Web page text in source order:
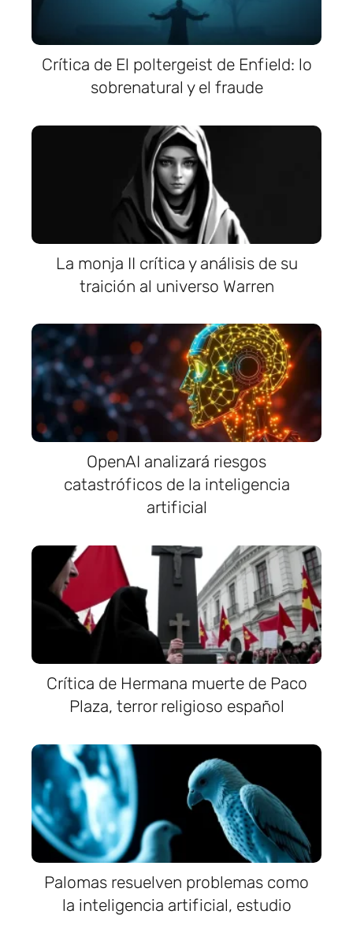
Crítica de El poltergeist de Enfield: lo
sobrenatural y el fraude
La monja II crítica y análisis de su
traición al universo Warren
OpenAI analizará riesgos
catastróficos de la inteligencia
artificial
Crítica de Hermana muerte de Paco
Plaza, terror religioso español
Palomas resuelven problemas como
la inteligencia artificial, estudio